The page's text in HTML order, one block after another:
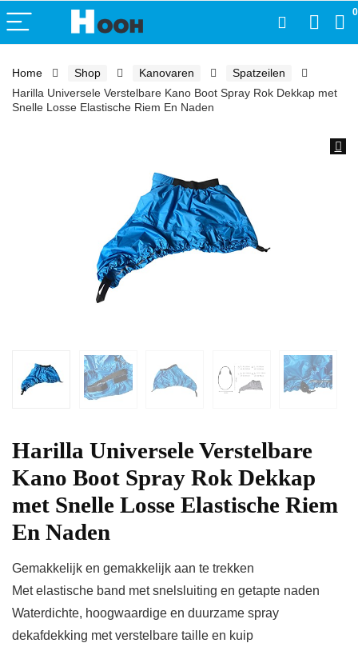
0
Home Shop Kanovaren
Spatzeilen
Harilla Universele Verstelbare Kano Boot Spray Rok Dekkap met
Snelle Losse Elastische Riem En Naden
Harilla Universele Verstelbare
Kano Boot Spray Rok Dekkap
met Snelle Losse Elastische Riem
En Naden
Gemakkelijk en gemakkelijk aan te trekken
Met elastische band met snelsluiting en getapte naden
Waterdichte, hoogwaardige en duurzame spray
dekafdekking met verstelbare taille en kuip